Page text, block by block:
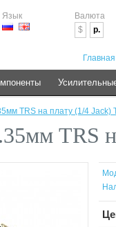
Язык
Валюта
$
р.
Главная
TRS на плату (1/4 Jack)
TRS